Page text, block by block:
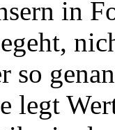
in
so
legt